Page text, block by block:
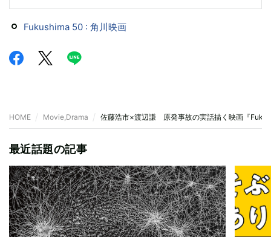
Fukushima 50 : 角川映画
HOME Movie,Drama 佐藤浩市×渡辺謙 原発事故の実話描く映画『
最近話題の記事